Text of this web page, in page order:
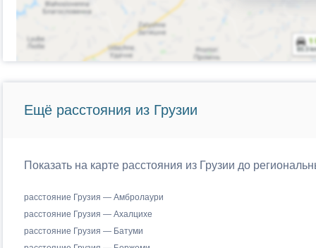
Ещё расстояния из Грузии
Показать на карте расстояния из Грузии до
расстояние Грузия — Амбролаури
расстояние Грузия — Ахалцихе
расстояние Грузия — Батуми